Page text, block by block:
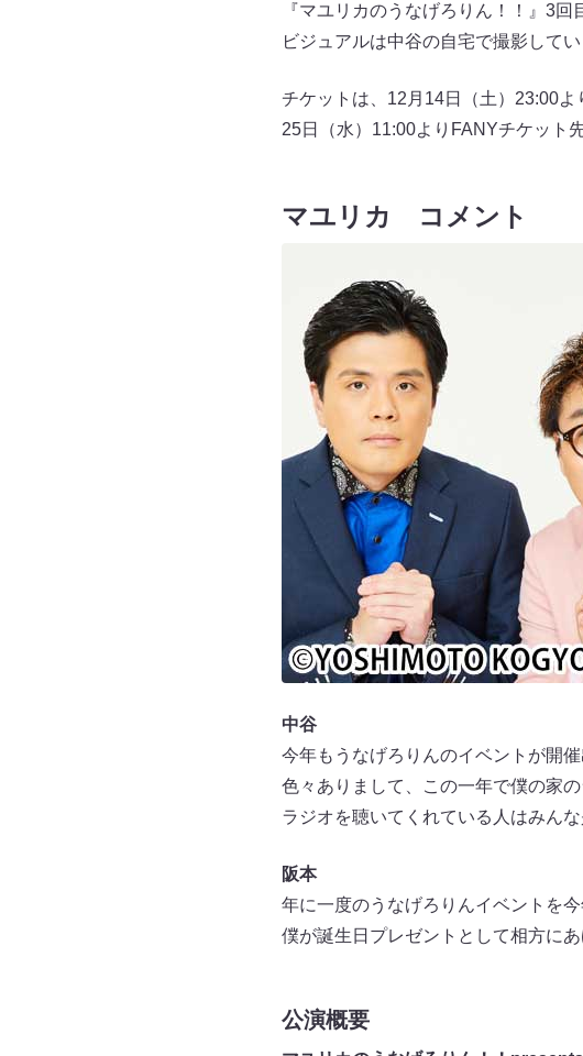
『マユリカのうなげろりん！！』3
ビジュアルは中谷の自宅で撮影してい
チケットは、12月14日（土）23:00
25日（水）11:00よりFANYチケット
マユリカ コメント
中谷
今年もうなげろりんのイベントが開
色々ありまして、この一年で僕の家
ラジオを聴いてくれている人はみん
阪本
年に一度のうなげろりんイベントを
僕が誕生日プレゼントとして相方に
公演概要